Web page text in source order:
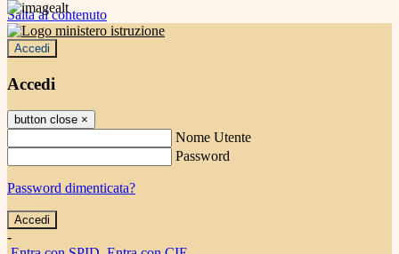
Salta al contenuto
Accedi
Accedi
button close ×
Nome Utente
Password
Password dimenticata?
-